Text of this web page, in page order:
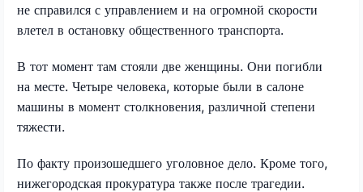
не справился с управлением и на огромной скорости
влетел в остановку общественного транспорта.
В тот момент там стояли две женщины. Они погибли
на месте. Четыре человека, которые были в салоне
машины в момент столкновения, различной степени
тяжести.
По факту произошедшего уголовное дело. Кроме того,
нижегородская прокуратура также после трагедии.